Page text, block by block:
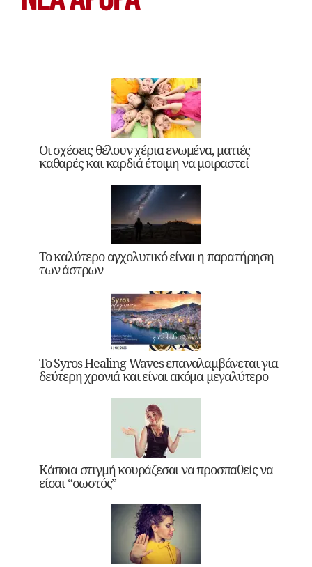
Οι σχέσεις θέλουν χέρια ενωμένα, ματιές
καθαρές και καρδιά έτοιμη να μοιραστεί
Το καλύτερο αγχολυτικό είναι η παρατήρηση
των άστρων
Το Syros Healing Waves επαναλαμβάνεται για
δεύτερη χρονιά και είναι ακόμα μεγαλύτερο
Κάποια στιγμή κουράζεσαι να προσπαθείς να
είσαι “σωστός”